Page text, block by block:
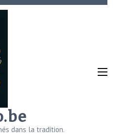
dans la tradition.